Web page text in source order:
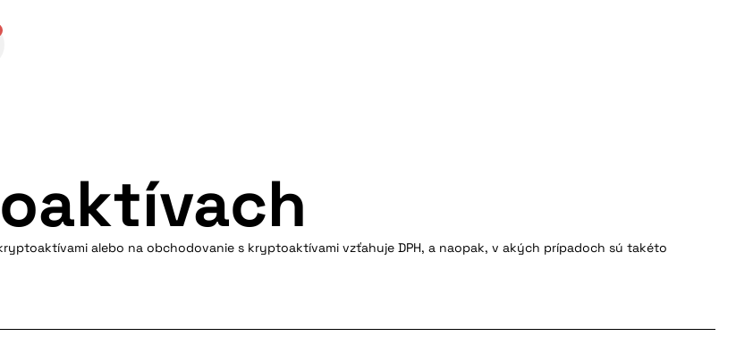
alebo na obchodovanie s kryptoaktívami vzťahuje DPH, a naopak, v akých prípadoch sú takéto